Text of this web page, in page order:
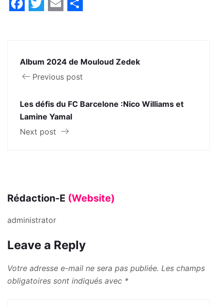
Album 2024 de Mouloud Zedek
Previous post
Les défis du FC Barcelone :Nico Williams et
Lamine Yamal
Next post
Rédaction-E (Website)
administrator
Leave a Reply
Votre adresse e-mail ne sera pas publiée. Les champs
obligatoires sont indiqués avec *